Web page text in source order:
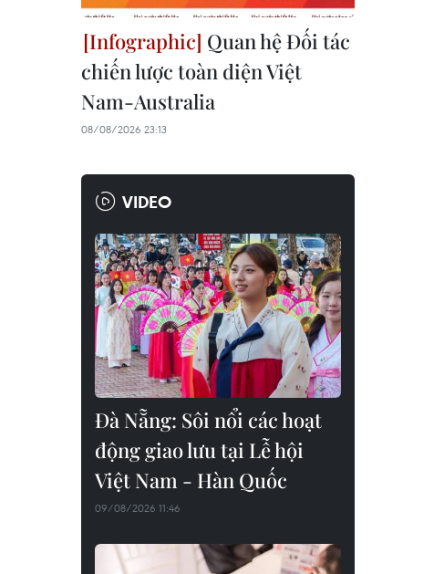
Quan hệ Đối tác
chiến lược toàn diện Việt
Nam-Australia
08/08/2026 23:13
VIDEO
Đà Nẵng: Sôi nổi các hoạt
động giao lưu tại Lễ hội
Việt Nam - Hàn Quốc
09/08/2026 11:46